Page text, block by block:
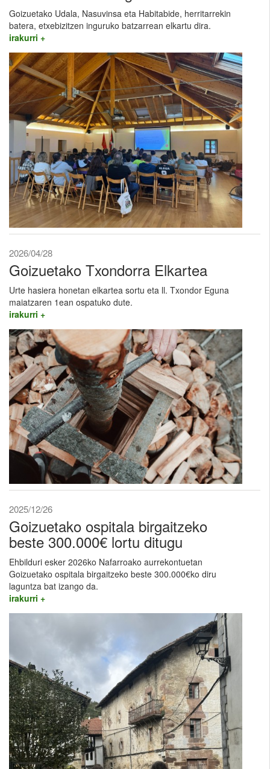
Goizuetako Udala, Nasuvinsa eta Habitabide, herritarrekin
batera, etxebizitzen inguruko batzarrean elkartu dira.
irakurri +
2026/04/28
Goizuetako Txondorra Elkartea
Urte hasiera honetan elkartea sortu eta ll. Txondor Eguna
maiatzaren 1ean ospatuko dute.
irakurri +
2025/12/26
Goizuetako ospitala birgaitzeko
beste 300.000€ lortu ditugu
Ehbilduri esker 2026ko Nafarroako aurrekontuetan
Goizuetako ospitala birgaitzeko beste 300.000€ko diru
laguntza bat izango da.
irakurri +